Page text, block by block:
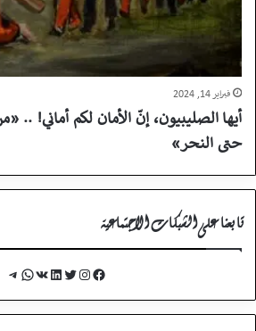
فبراير 14, 2024
أيها الصليبيون، إنّ الأمان لكم أماني!
حتى النحر»
تابعنا على الشبكات الاجتماعية
Facebook
Instagram
Twitter
LinkedIn
VK
WhatsApp
Telegram